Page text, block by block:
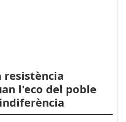
resistència
l'eco del poble